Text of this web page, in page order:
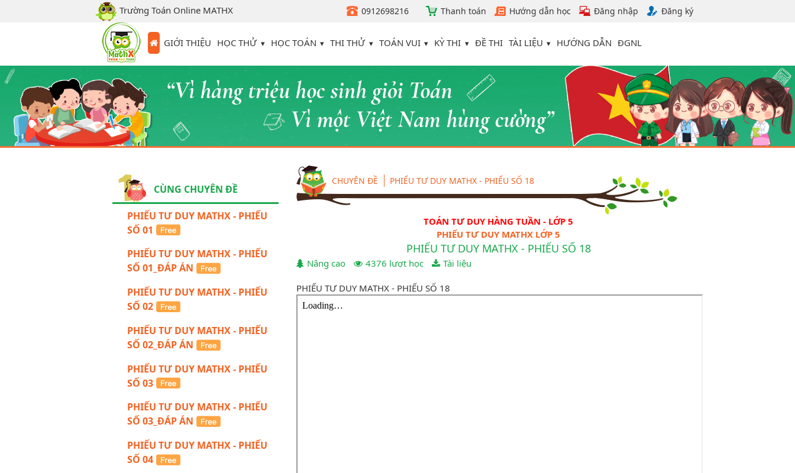
Trường Toán Online MATHX 0912698216 Thanh toán Hướng dẫn học Đăng nhập Đăng ký
GIỚI THIỆU HỌC THỬ HỌC TOÁN THI THỬ TOÁN VUI KỲ THI ĐỀ THI TÀI LIỆU HƯỚNG DẪN ĐGNL
CÙNG CHUYÊN ĐỀ
PHIẾU TƯ DUY MATHX - PHIẾU
SỐ 01
PHIẾU TƯ DUY MATHX - PHIẾU
SỐ 01_ĐÁP ÁN
PHIẾU TƯ DUY MATHX - PHIẾU
SỐ 02
PHIẾU TƯ DUY MATHX - PHIẾU
SỐ 02_ĐÁP ÁN
PHIẾU TƯ DUY MATHX - PHIẾU
SỐ 03
PHIẾU TƯ DUY MATHX - PHIẾU
SỐ 03_ĐÁP ÁN
PHIẾU TƯ DUY MATHX - PHIẾU
SỐ 04
CHUYÊN ĐỀ PHIẾU TƯ DUY MATHX - PHIẾU SỐ 18
TOÁN TƯ DUY HÀNG TUẦN - LỚP 5
PHIẾU TƯ DUY MATHX LỚP 5
PHIẾU TƯ DUY MATHX - PHIẾU SỐ 18
Nâng cao 4376 lượt học Tài liệu
PHIẾU TƯ DUY MATHX - PHIẾU SỐ 18